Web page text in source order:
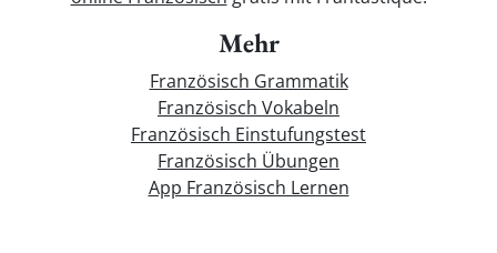
Mehr
Französisch Grammatik
Französisch Vokabeln
Französisch Einstufungstest
Französisch Übungen
App Französisch Lernen